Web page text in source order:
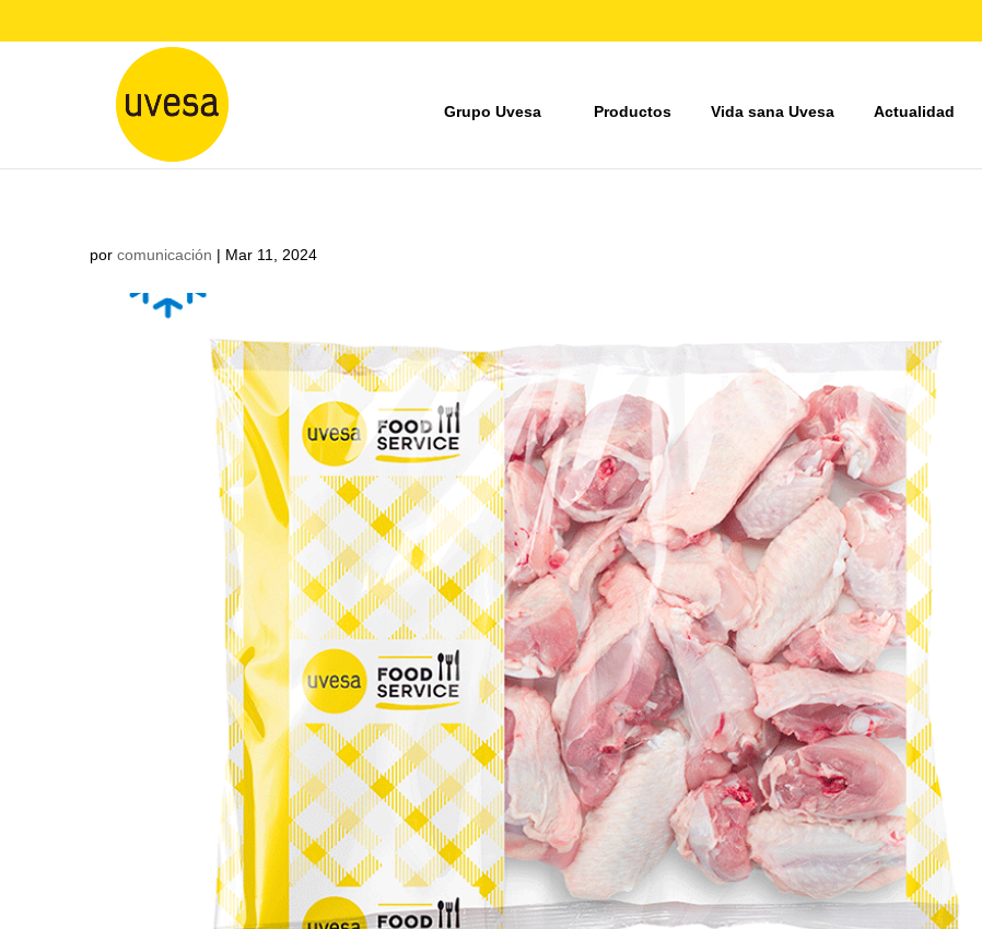
Grupo Uvesa Productos Vida sana Uvesa Actualidad
por comunicación | Mar 11, 2024